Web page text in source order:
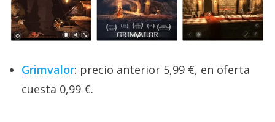
Grimvalor: precio anterior 5,99 €, en oferta
cuesta 0,99 €.